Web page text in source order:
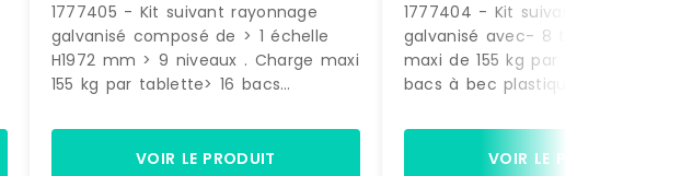
1777405 - Kit suivant rayonnage
galvanisé composé de > 1 échelle
H1972 mm > 9 niveaux . Charge maxi
155 kg par tablette> 16 bacs
vert - Dimensions H. 145 x L. 200 x P.
350 mm. > 16 bacs plastiques
VOIR LE PRODUIT
1777404 - Kit suivant rayonnage
galvanisé avec- 8 tablettes.
maxi de 155 kg par tablette.- 28
bacs à bec plastique volume 12,5
200 x L. 200 x P. 350
du rayonnage : H. 1972 x L. 1090
VOIR LE PRODUIT